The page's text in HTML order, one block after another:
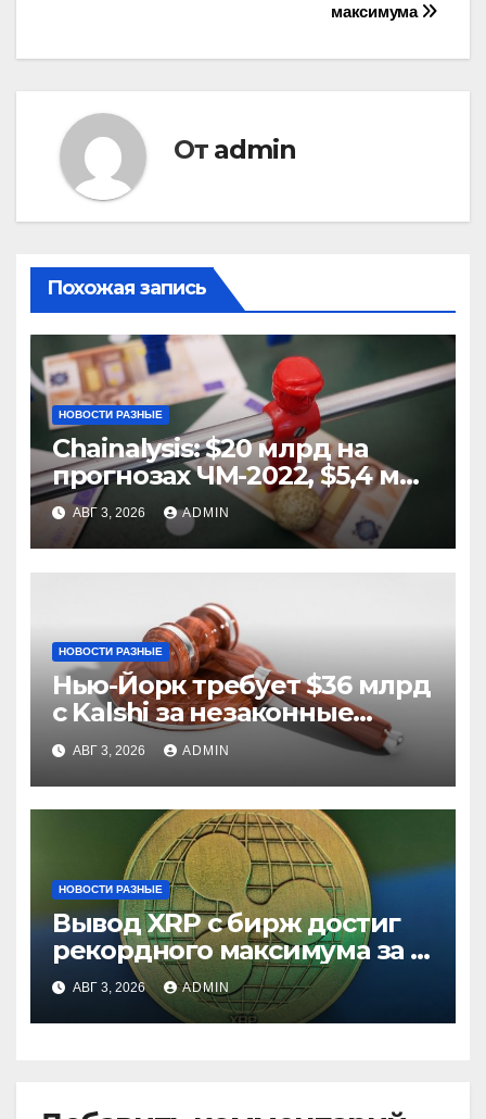
максимума
От admin
Похожая запись
НОВОСТИ РАЗНЫЕ
Chainalysis: $20 млрд на
прогнозах ЧМ-2022, $5,4 млн
из них незаконные
АВГ 3, 2026 ADMIN
НОВОСТИ РАЗНЫЕ
Нью-Йорк требует $36 млрд
с Kalshi за незаконные
ставки
АВГ 3, 2026 ADMIN
НОВОСТИ РАЗНЫЕ
Вывод XRP с бирж достиг
рекордного максимума за 5
летАВГ 3, 2026 ADMIN